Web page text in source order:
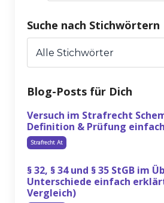
Suche nach Stichwörtern
Blog-Posts für Dich
Versuch im Strafrecht
Definition & Prüfung
Strafrecht At
§ 32, § 34 und § 35 StGB im
Unterschiede einfach
Vergleich)